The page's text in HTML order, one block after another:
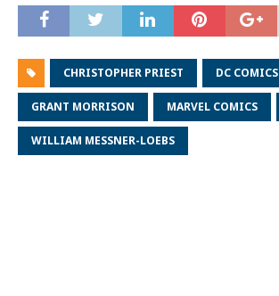
CHRISTOPHER PRIEST DC COMICS
GRANT MORRISON MARVEL COMICS
WILLIAM MESSNER-LOEBS